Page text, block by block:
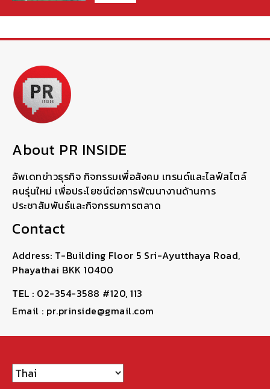
About PR INSIDE
อัพเดทข่าวธุรกิจ กิจกรรมเพื่อสังคม เทรนด์และไลฟ์สไตล์
คนรุ่นใหม่ เพื่อประโยชน์ต่อการพัฒนางานด้านการ
ประชาสัมพันธ์และกิจกรรมการตลาด
Contact
Address: T-Building Floor 5 Sri-Ayutthaya Road,
Phayathai BKK 10400
TEL : 02-354-3588 #120, 113
Email : pr.prinside@gmail.com